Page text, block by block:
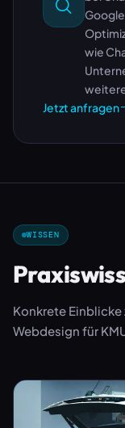
wie
Jetzt anfragen
WISSEN
Konkrete
Webdesign für